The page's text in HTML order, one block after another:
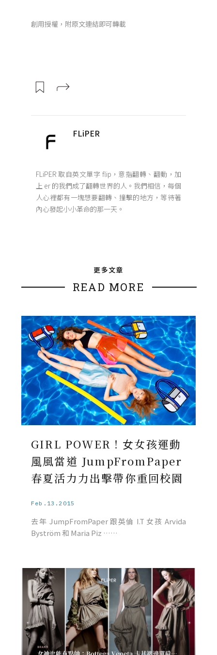
創用授權，附原文連結即可轉載
FLiPER
FLiPER 取自英文單字 flip，意指翻轉、翻動，加
上 er 的我們成了翻轉世界的人。我們相信，每個
人心裡都有一塊想要翻轉、撞擊的地方，等待著
內心發起小小革命的那一天。
更多文章
READ MORE
GIRL POWER！⼥女孩運動
⾵風當道 JumpFromPaper
春夏活⼒力出擊帶你重回校園
Feb.13.2015
去年 JumpFromPaper 跟英倫 I.T 女孩 Arvida
Byström 和 Maria Piz ……